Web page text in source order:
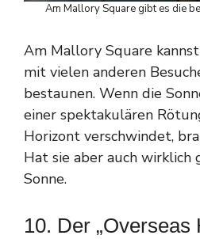
Am Mallory Square gibt es die
Am Mallory Square
mit vielen anderen
bestaunen. Wenn die
einer spektakulären
Horizont verschwindet,
Hat sie aber auch wirklich
Sonne.
10. Der „Overseas